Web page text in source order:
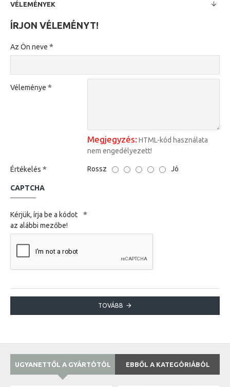
VÉLEMÉNYEK
ÍRJON VÉLEMÉNYT!
Az Ön neve
Véleménye
Megjegyzés: HTML-kód használata
nem engedélyezett!
Értékelés Rossz Jó
CAPTCHA
Kérjük, írja be a kódot
az alábbi mezőbe!
TOVÁBB
UGYANETTŐL A GYÁRTÓTÓL EBBŐL A KATEGÓRIÁBÓL